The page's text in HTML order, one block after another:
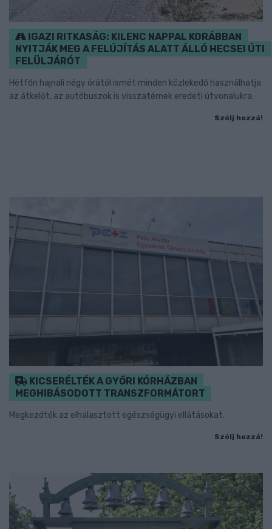
IGAZI RITKASÁG: KILENC NAPPAL KORÁBBAN
NYITJÁK MEG A FELÚJÍTÁS ALATT ÁLLÓ HECSEI ÚTI
FELÜLJÁRÓT
Hétfőn hajnali négy órától ismét minden közlekedő használhatja
az átkelőt, az autóbuszok is visszatérnek eredeti útvonalukra.
Szólj hozzá!
KICSERÉLTÉK A GYŐRI KÓRHÁZBAN
MEGHIBÁSODOTT TRANSZFORMÁTORT
Megkezdték az elhalasztott egészségügyi ellátásokat.
Szólj hozzá!